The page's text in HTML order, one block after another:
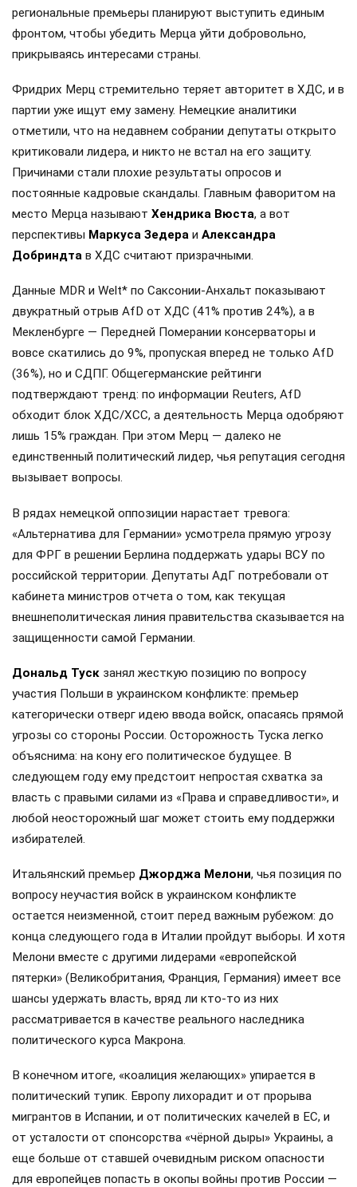
региональные премьеры планируют выступить единым
фронтом, чтобы убедить Мерца уйти добровольно,
прикрываясь интересами страны.
Фридрих Мерц стремительно теряет авторитет в ХДС, и в
партии уже ищут ему замену. Немецкие аналитики
отметили, что на недавнем собрании депутаты открыто
критиковали лидера, и никто не встал на его защиту.
Причинами стали плохие результаты опросов и
постоянные кадровые скандалы. Главным фаворитом на
место Мерца называют Хендрика Вюста, а вот
перспективы Маркуса Зедера и Александра
Добриндта в ХДС считают призрачными.
Данные MDR и Welt* по Саксонии-Анхальт показывают
двукратный отрыв AfD от ХДС (41% против 24%), а в
Мекленбурге — Передней Померании консерваторы и
вовсе скатились до 9%, пропуская вперед не только AfD
(36%), но и СДПГ. Общегерманские рейтинги
подтверждают тренд: по информации Reuters, AfD
обходит блок ХДС/ХСС, а деятельность Мерца одобряют
лишь 15% граждан. При этом Мерц — далеко не
единственный политический лидер, чья репутация сегодня
вызывает вопросы.
В рядах немецкой оппозиции нарастает тревога:
«Альтернатива для Германии» усмотрела прямую угрозу
для ФРГ в решении Берлина поддержать удары ВСУ по
российской территории. Депутаты АдГ потребовали от
кабинета министров отчета о том, как текущая
внешнеполитическая линия правительства сказывается на
защищенности самой Германии.
Дональд Туск занял жесткую позицию по вопросу
участия Польши в украинском конфликте: премьер
категорически отверг идею ввода войск, опасаясь прямой
угрозы со стороны России. Осторожность Туска легко
объяснима: на кону его политическое будущее. В
следующем году ему предстоит непростая схватка за
власть с правыми силами из «Права и справедливости», и
любой неосторожный шаг может стоить ему поддержки
избирателей.
Итальянский премьер Джорджа Мелони, чья позиция по
вопросу неучастия войск в украинском конфликте
остается неизменной, стоит перед важным рубежом: до
конца следующего года в Италии пройдут выборы. И хотя
Мелони вместе с другими лидерами «европейской
пятерки» (Великобритания, Франция, Германия) имеет все
шансы удержать власть, вряд ли кто-то из них
рассматривается в качестве реального наследника
политического курса Макрона.
В конечном итоге, «коалиция желающих» упирается в
политический тупик. Европу лихорадит и от прорыва
мигрантов в Испании, и от политических качелей в ЕС, и
от усталости от спонсорства «чёрной дыры» Украины, а
еще больше от ставшей очевидным риском опасности
для европейцев попасть в окопы войны против России —